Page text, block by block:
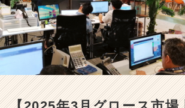
ャ
パ
ン
の
採
用/